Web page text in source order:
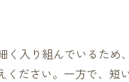
く入り組んでいるた
ださい。一方で、